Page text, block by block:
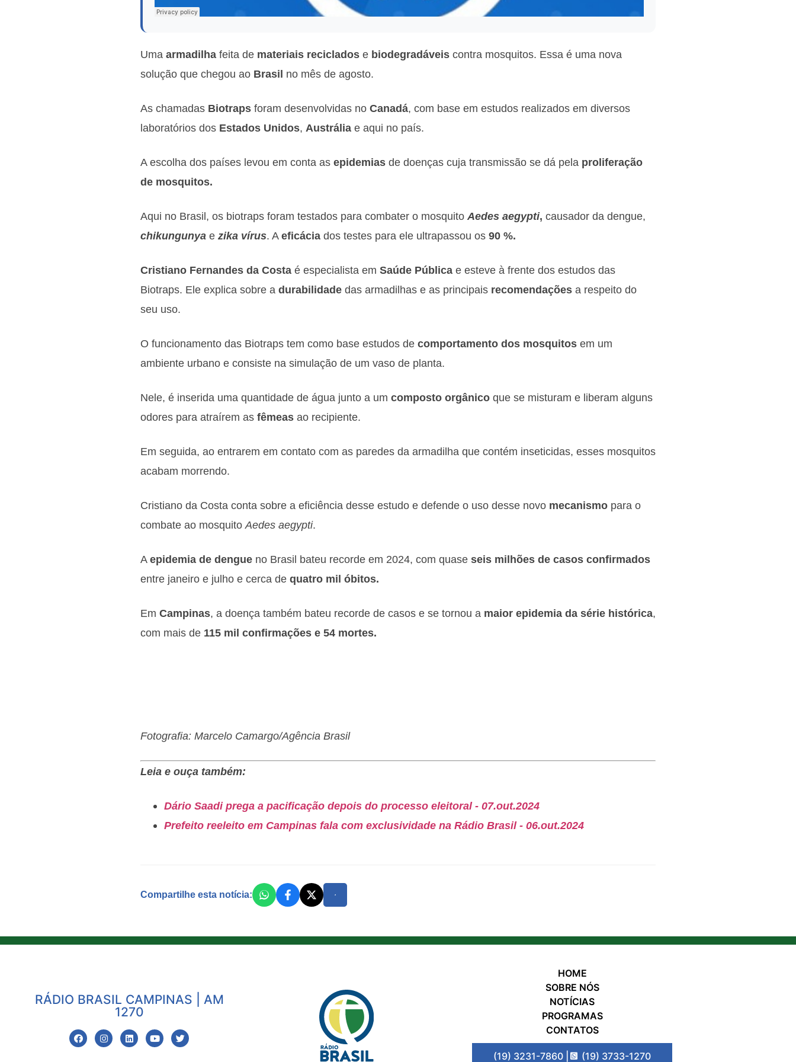
Uma armadilha feita de materiais reciclados e biodegradáveis contra mosquitos. Essa é uma nova
solução que chegou ao Brasil no mês de agosto.
As chamadas Biotraps foram desenvolvidas no Canadá, com base em estudos realizados em diversos
laboratórios dos Estados Unidos, Austrália e aqui no país.
A escolha dos países levou em conta as epidemias de doenças cuja transmissão se dá pela proliferação
de mosquitos.
Aqui no Brasil, os biotraps foram testados para combater o mosquito Aedes aegypti, causador da dengue,
chikungunya e zika vírus. Aeficácia dos testes para ele ultrapassou os 90 %.
Cristiano Fernandes da Costa é especialista em Saúde Pública e esteve à frente dos estudos das
Biotraps. Ele explica sobre a durabilidade das armadilhas e as principais recomendações a respeito do
seu uso.
O funcionamento das Biotraps tem como base estudos de comportamento dos mosquitos em um
ambiente urbano e consiste na simulação de um vaso de planta.
Nele, é inserida uma quantidade de água junto a um composto orgânico que se misturam e liberam alguns
odores para atraírem as fêmeas ao recipiente.
Em seguida, ao entrarem em contato com as paredes da armadilha que contém inseticidas, esses mosquitos
acabam morrendo.
Cristiano da Costa conta sobre a eficiência desse estudo e defende o uso desse novo mecanismo para o
combate ao mosquitoAedes aegypti.
Aepidemia de dengue no Brasil bateu recorde em 2024, com quase seis milhões de casos confirmados
entre janeiro e julho e cerca de quatro mil óbitos.
Em Campinas, a doença também bateu recorde de casos e se tornou a maior epidemia da série histórica,
com mais de 115 mil confirmações e 54 mortes.
Fotografia: Marcelo Camargo/Agência Brasil
Leia e ouça também:
Dário Saadi prega a pacificação depois do processo eleitoral - 07.out.2024
Prefeito reeleito em Campinas fala com exclusividade na Rádio Brasil - 06.out.2024
Compartilhe esta notícia:
RÁDIO BRASIL CAMPINAS | AM
1270
HOME
SOBRE NÓS
NOTÍCIAS
PROGRAMAS
CONTATOS
(19) 3231-7860 | (19) 3733-1270